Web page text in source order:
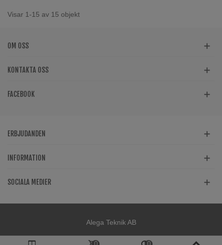
Visar 1-15 av 15 objekt
OM OSS
KONTAKTA OSS
FACEBOOK
ERBJUDANDEN
INFORMATION
SOCIALA MEDIER
Alega Teknik AB